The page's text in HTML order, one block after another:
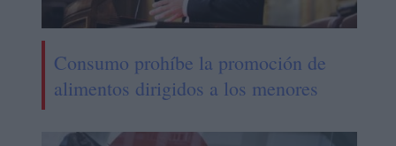
Consumo prohíbe la promoción de
alimentos dirigidos a los menores